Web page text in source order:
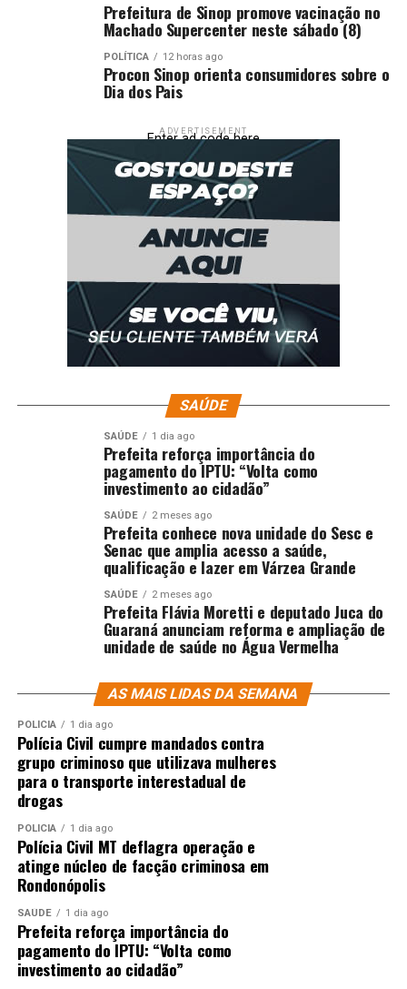
Prefeitura de Sinop promove vacinação no
Machado Supercenter neste sábado (8)
POLÍTICA 12 horas ago
Procon Sinop orienta consumidores sobre o
Dia dos Pais
ADVERTISEMENT
Enter ad code here
SAÚDE
SAÚDE 1 dia ago
Prefeita reforça importância do
pagamento do IPTU: “Volta como
investimento ao cidadão”
SAÚDE 2 meses ago
Prefeita conhece nova unidade do Sesc e
Senac que amplia acesso a saúde,
qualificação e lazer em Várzea Grande
SAÚDE 2 meses ago
Prefeita Flávia Moretti e deputado Juca do
Guaraná anunciam reforma e ampliação de
unidade de saúde no Água Vermelha
AS MAIS LIDAS DA SEMANA
POLÍCIA 1 dia ago
Polícia Civil cumpre mandados contra
grupo criminoso que utilizava mulheres
para o transporte interestadual de
drogas
POLÍCIA 1 dia ago
Polícia Civil MT deflagra operação e
atinge núcleo de facção criminosa em
Rondonópolis
SAÚDE 1 dia ago
Prefeita reforça importância do
pagamento do IPTU: “Volta como
investimento ao cidadão”